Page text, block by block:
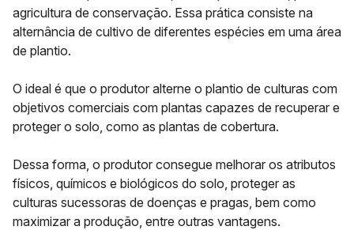
agricultura de conservação. Essa prática consiste na
alternância de cultivo de diferentes espécies em uma área
de plantio.
O ideal é que o produtor alterne o plantio de culturas com
objetivos comerciais com plantas capazes de recuperar e
proteger o solo, como as plantas de cobertura.
Dessa forma, o produtor consegue melhorar os atributos
físicos, químicos e biológicos do solo, proteger as
culturas sucessoras de doenças e pragas, bem como
maximizar a produção, entre outras vantagens.